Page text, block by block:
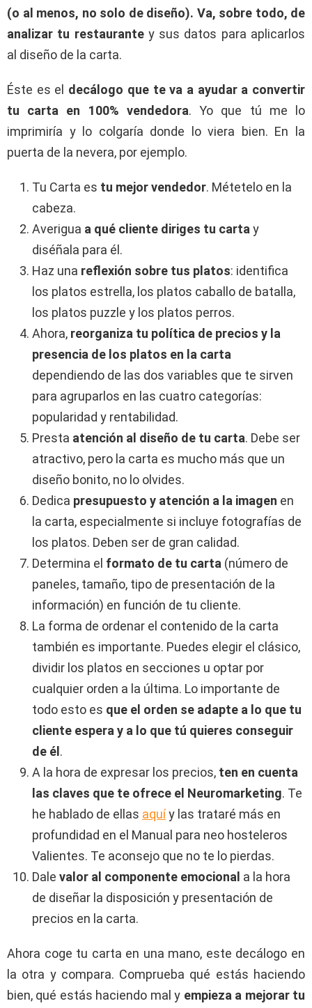
(o al menos, no solo de diseño). Va, sobre todo, de
analizar tu restaurantey sus datos para aplicarlos
al diseño de la carta.
Éste es el decálogo que te va a ayudar a convertir
tu carta en 100% vendedora. Yo que tú me lo
imprimiría y lo colgaría donde lo viera bien. En la
puerta de la nevera, por ejemplo.
Tu Carta es tu mejor vendedor. Métetelo en la
cabeza.
Averigua a qué cliente diriges tu carta y
diséñala para él.
Haz una reflexión sobre tus platos: identifica
los platos estrella, los platos caballo de batalla,
los platos puzzle y los platos perros.
Ahora, reorganiza tu política de precios y la
presencia de los platos en la carta
dependiendo de las dos variables que te sirven
para agruparlos en las cuatro categorías:
popularidad y rentabilidad.
Presta atención al diseño de tu carta. Debe ser
atractivo, pero la carta es mucho más que un
diseño bonito, no lo olvides.
Dedica presupuesto y atención a la imagen en
la carta, especialmente si incluye fotografías de
los platos. Deben ser de gran calidad.
Determina el formato de tu carta (número de
paneles, tamaño, tipo de presentación de la
información) en función de tu cliente.
La forma de ordenar el contenido de la carta
también es importante. Puedes elegir el clásico,
dividir los platos en secciones u optar por
cualquier orden a la última. Lo importante de
todo esto es que el orden se adapte a lo que tu
cliente espera y a lo que tú quieres conseguir
de él .
A la hora de expresar los precios, ten en cuenta
las claves que te ofrece el Neuromarketing. Te
he hablado de ellas aquíy las trataré más en
profundidad en el Manual para neo hosteleros
Valientes. Te aconsejo que no te lo pierdas.
Dale valor al componente emocional a la hora
de diseñar la disposición y presentación de
precios en la carta.
Ahora coge tu carta en una mano, este decálogo en
la otra y compara. Comprueba qué estás haciendo
bien, qué estás haciendo mal y empieza a mejorar tu